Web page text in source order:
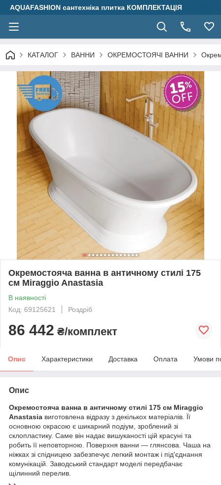
AQUAFASHION сантехніка плитка КОМПЛЕКТАЦІЯ
КАТАЛОГ ВАННИ ОКРЕМОСТОЯЧІ ВАННИ
Окремостояча ванна в античному стилі 175
см Miraggio Anastasia
В наявності
Код: 69125621
Роздріб
86 442 ₴/комплект
Опис Характеристики Доставка Оплата Умови
Опис
Окремостояча ванна в античному стилі 175 см Miraggio
Anastasia виготовлена відразу з декількох матеріалів. Її
основною окрасою є шикарний подіум, зроблений зі
склопластику. Саме він надає вишуканості цій красуні та
робить її неповторною. Поверхня ванни — глянсова. Чаша на
ніжках зі спідницею забезпечує легкий монтаж і під'єднання
комунікацій. Заводський стандарт моделі передбачає
щілинний перелив.